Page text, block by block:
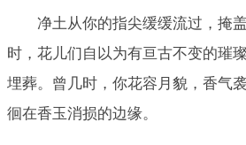
净土从你的指尖缓缓流过，掩
时，花儿们自以为有亘古不变的璀
埋葬。曾几时，你花容月貌，香气
徊在香玉消损的边缘。